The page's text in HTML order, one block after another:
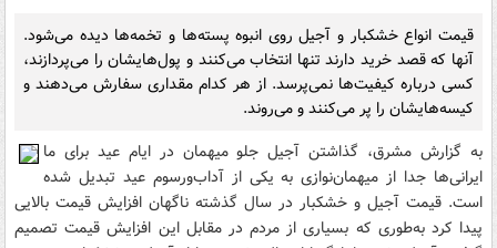
قیمت انواع خشکبار و آجیل روی انبوه پسته‌ها و تخمه‌ها دیده می‌شود.
آنها که قصد خرید دارند تنها انتخاب می‌کنند و پول‌هایشان را می‌پردازند،
کسی درباره کیفیت‌ها نمی‌پرسد. از هر کدام مقداری سفارش می‌دهند و
کیسه‌هایشان را پر می‌کنند و می‌روند.
به گزارش مشرق، گذاشتن آجیل جلو میهمان در ایام عید برای ما
ایرانی‌ها جدا از میهمان‌نوازی به یکی از آداب‌ورسوم عید تبدیل شده
است. قیمت آجیل و خشکبار در سال گذشته ناگهان افزایش قیمت بالایی
پیدا کرد به‌طوری که بسیاری از مردم در مقابل این افزایش قیمت تصمیم